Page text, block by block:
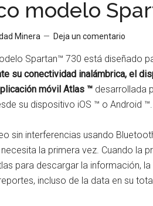
modelo
Minera Deja un comentario
Spartan™ 730 está diseñado
su conectividad inalámbrica, el
móvil Atlas ™ desarrollada
su dispositivo iOS ™ o Android ™.
sin interferencias usando
la primera vez. Cuando la
para descargar la información,
incluso de la data en su